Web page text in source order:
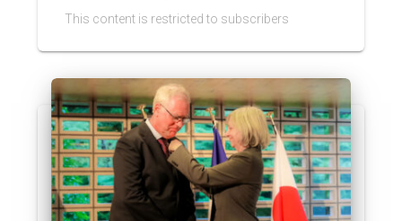
This content is restricted to subscribers